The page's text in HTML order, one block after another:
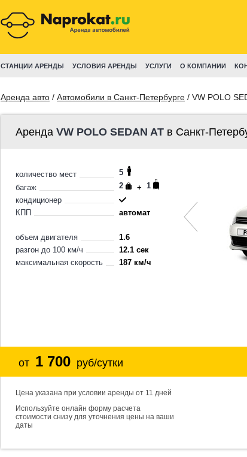
СТАНЦИИ АРЕНДЫ УСЛОВИЯ АРЕНДЫ УСЛУГИ О КОМПАНИИ
Аренда авто / Автомобили в Санкт-Петербурге / VW POLO
Аренда VW POLO SEDAN AT в Санкт-
количество мест
5
багаж
2 + 1
кондиционер
КПП
автомат
объем двигателя
1.6
разгон до 100 км/ч
12.1 сек
максимальная скорость
187 км/ч
от 1 700 руб/сутки
Цена указана при условии аренды от 11 дней
Используйте онлайн форму расчета
стоимости снизу для уточнения цены на ваши
даты